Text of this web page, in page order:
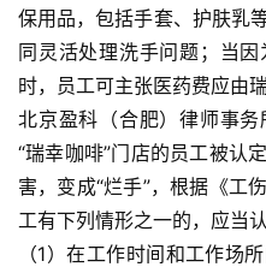
保用品，包括手套、护肤乳
同灵活处理洗手问题；当
时，员工可主张医药费应由瑞
北京盈科（合肥）律师事
“瑞幸咖啡”门店的员工被认
害，变成“烂手”，根据《工
工有下列情形之一的，应当认
（1）在工作时间和工作场